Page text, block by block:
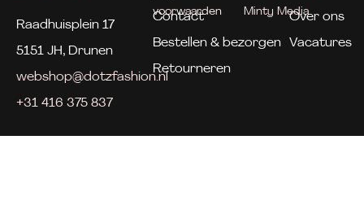
Raadhuisplein 17
5151 JH, Drunen
webshop@dotzfashion.nl
+31 416 375 837
Contact
Bestellen & bezorgen
Retourneren
Over ons
Vacatures
voorwaarden
Minty Media